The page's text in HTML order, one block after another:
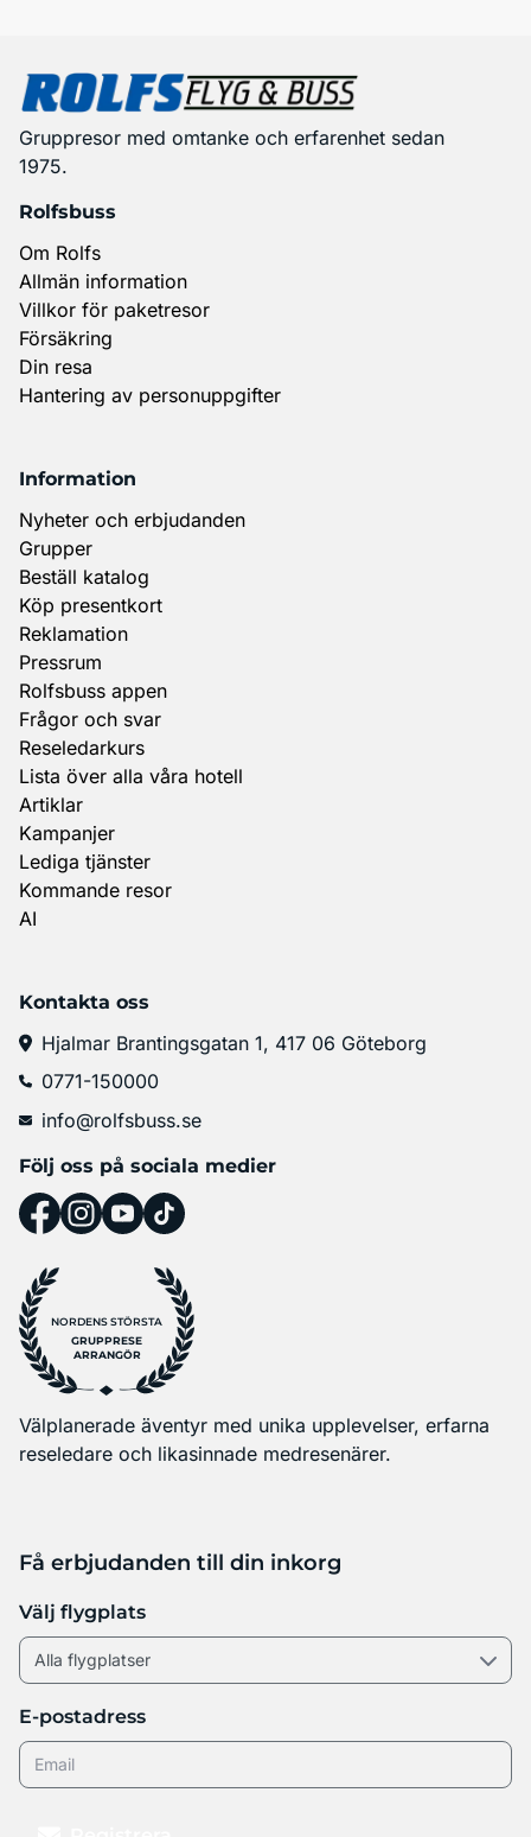
Gruppresor med omtanke och erfarenhet sedan
1975.
Rolfsbuss
Om Rolfs
Allmän information
Villkor för paketresor
Försäkring
Din resa
Hantering av personuppgifter
Information
Nyheter och erbjudanden
Grupper
Beställ katalog
Köp presentkort
Reklamation
Pressrum
Rolfsbuss appen
Frågor och svar
Reseledarkurs
Lista över alla våra hotell
Artiklar
Kampanjer
Lediga tjänster
Kommande resor
AI
Kontakta oss
Hjalmar Brantingsgatan 1, 417 06 Göteborg
0771-150000
info@rolfsbuss.se
Följ oss på sociala medier
NORDENS STÖRSTA
GRUPPRESE
ARRANGÖR
Välplanerade äventyr med unika upplevelser, erfarna
reseledare och likasinnade medresenärer.
Få erbjudanden till din inkorg
Välj flygplats
E-postadress